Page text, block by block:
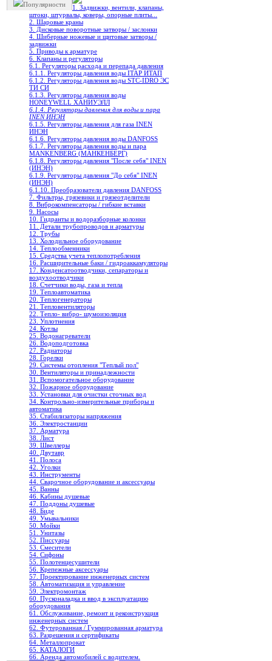
Популярности
1. Задвижки, вентили, клапаны,
штоки, штурвалы, коверы, опорные плиты...
2. Шаровые краны
3. Дисковые поворотные затворы / заслонки
4. Шиберные ножевые и щитовые затворы /
задвижки
5. Приводы к арматуре
6. Клапаны и регуляторы
6.1. Регуляторы расхода и перепада давления
6.1.1. Регуляторы давления воды ITAP ИТАП
6.1.2. Регуляторы давления воды STC-IDRO ЭС
ТИ СИ
6.1.3. Регуляторы давления воды
HONEYWELL ХАНИУЭЛЛ
6.1.4. Регуляторы давления для воды и пара
INEN ИНЭН
6.1.5. Регуляторы давления для газа INEN
ИНЭН
6.1.6. Регуляторы давления воды DANFOSS
6.1.7. Регуляторы давления воды и пара
MANKENBERG (МАНКЕНБЕРГ)
6.1.8. Регуляторы давления "После себя" INEN
(ИНЭН)
6.1.9. Регуляторы давления "До себя" INEN
(ИНЭН)
6.1.10. Преобразователи давления DANFOSS
7. Фильтры, грязевики и грязеотделители
8. Виброкомпенсаторы / гибкие вставки
9. Насосы
10. Гидранты и водоразборные колонки
11. Детали трубопроводов и арматуры
12. Трубы
13. Холодильное oборудование
14. Теплообменники
15. Средства учета теплопотребления
16. Расширительные баки / гидроаккамуляторы
17. Конденсатоотводчики, сепараторы и
воздухоотводчики
18. Счетчики воды, газа и тепла
19. Теплоавтоматика
20. Теплогенераторы
21. Тепловентиляторы
22. Тепло- вибро- шумоизоляция
23. Уплотнения
24. Котлы
25. Водонагреватели
26. Водоподготовка
27. Радиаторы
28. Горелки
29. Системы отопления "Теплый пол"
30. Вентиляторы и принадлежности
31. Вспомогательное оборудование
32. Пожарное оборудование
33. Установки для очистки сточных вод
34. Контрольно-измерительные приборы и
автоматика
35. Стабилизаторы напряжения
36. Электростанции
37. Арматура
38. Лист
39. Швеллеры
40. Двутавр
41. Полоса
42. Уголки
43. Инструменты
44. Сварочное оборудование и аксессуары
45. Ванны
46. Кабины душевые
47. Поддоны душевые
48. Биде
49. Умывальники
50. Мойки
51. Унитазы
52. Писсуары
53. Смесители
54. Сифоны
55. Полотенцесушители
56. Крепежные аксессуары
57. Проектирование инженерных систем
58. Автоматизация и управление
59. Электромонтаж
60. Пусконаладка и ввод в эксплуатацию
оборудования
61. Обслуживание, ремонт и реконструкция
инженерных систем
62. Футерованная / Гуммированная арматура
63. Разрешения и сертификаты
64. Металлопрокат
65. КАТАЛОГИ
66. Аренда автомобилей с водителем.